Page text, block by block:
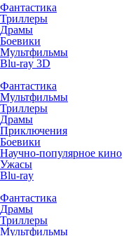
Фантастика
Триллеры
Драмы
Боевики
Мультфильмы
Blu-ray 3D
Фантастика
Мультфильмы
Триллеры
Драмы
Приключения
Боевики
Научно-популярное кино
Ужасы
Blu-ray
Фантастика
Драмы
Триллеры
Мультфильмы